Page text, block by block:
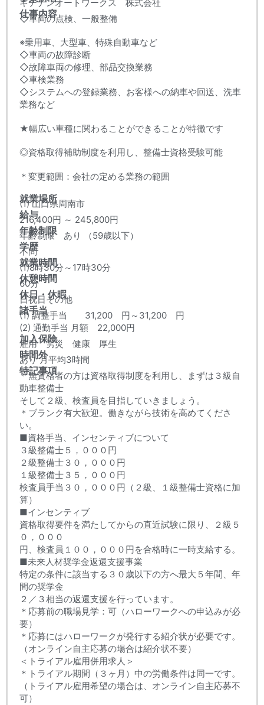
キチナンオートワークス 株式会社
仕事内容
◇車両の点検、一般整備
※乗用車、大型車、特殊自動車など
◇車両の故障診断
◇故障車両の修理、部品交換業務
◇車検業務
◇システムへの登録業務、お客様への納車や回送、洗車
業務など
★幅広い車種に関わることができることが特徴です
◎資格取得補助制度を利用し、整備士資格受験可能
＊変更範囲：会社の定める業務の範囲
就業場所
(1) 山口県周南市
給与
216,400円 ～ 245,800円
年齢制限
年齢制限 あり （59歳以下）
学歴
不問
就業時間
(1)8時30分～17時30分
休憩時間
60分
休日・休暇
日祝日その他
諸手当
(1) 調整手当 31,200 円～31,200 円
(2) 通勤手当 月額 22,000円
加入保険
雇用 労災 健康 厚生
時間外
あり 月平均3時間
特記事項
＊無資格者の方は資格取得制度を利用し、まずは３級自
動車整備士
そして２級、検査員を目指していきましょう。
＊ブランク有大歓迎。働きながら技術を高めてくださ
い。
■資格手当、インセンティブについて
３級整備士５，０００円
２級整備士３０，０００円
１級整備士３５，０００円
検査員手当３０，０００円（２級、１級整備士資格に加
算）
■インセンティブ
資格取得要件を満たしてからの直近試験に限り、２級５
０，０００
円、検査員１００，０００円を合格時に一時支給する。
■未来人材奨学金返還支援事業
特定の条件に該当する３０歳以下の方へ最大５年間、年
間の奨学金
２／３相当の返還支援を行っています。
＊応募前の職場見学：可（ハローワークへの申込みが必
要）
＊応募にはハローワークが発行する紹介状が必要です。
（オンライン自主応募の場合は紹介状不要）
＜トライアル雇用併用求人＞
＊トライアル期間（３ヶ月）中の労働条件は同一です。
（トライアル雇用希望の場合は、オンライン自主応募不
可）